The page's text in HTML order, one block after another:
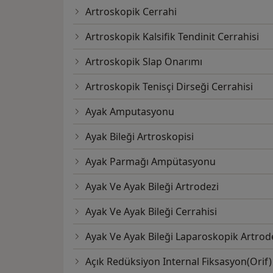
Artroskopik Cerrahi
Artroskopik Kalsifik Tendinit Cerrahisi
Artroskopik Slap Onarımı
Artroskopik Tenisçi Dirseği Cerrahisi
Ayak Amputasyonu
Ayak Bileği Artroskopisi
Ayak Parmağı Ampütasyonu
Ayak Ve Ayak Bileği Artrodezi
Ayak Ve Ayak Bileği Cerrahisi
Ayak Ve Ayak Bileği Laparoskopik
Açık Redüksiyon Internal Fiksasyon(Orif)